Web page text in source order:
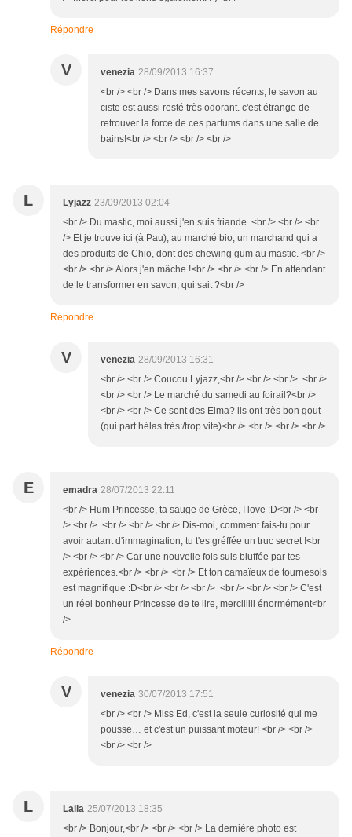
Répondre
V venezia 28/09/2013 16:37
<br /> <br /> Dans mes savons récents, le savon au
ciste est aussi resté très odorant. c'est étrange de
retrouver la force de ces parfums dans une salle de
bains!<br /> <br /> <br /> <br />
L Lyjazz 23/09/2013 02:04
<br /> Du mastic, moi aussi j'en suis friande. <br /> <br /> <br
/> Et je trouve ici (à Pau), au marché bio, un marchand qui a
des produits de Chio, dont des chewing gum au mastic. <br />
<br /> <br /> Alors j'en mâche !<br /> <br /> <br /> En attendant
de le transformer en savon, qui sait ?<br />
Répondre
V venezia 28/09/2013 16:31
<br /> <br /> Coucou Lyjazz,<br /> <br /> <br /> <br />
<br /> <br /> Le marché du samedi au foirail?<br />
<br /> <br /> Ce sont des Elma? ils ont très bon gout
(qui part hélas très:/trop vite)<br /> <br /> <br /> <br />
E emadra 28/07/2013 22:11
<br /> Hum Princesse, ta sauge de Grèce, I love :D<br /> <br
/> <br /> <br /> <br /> <br /> Dis-moi, comment fais-tu pour
avoir autant d'immagination, tu t'es gréffée un truc secret !<br
/> <br /> <br /> Car une nouvelle fois suis bluffée par tes
expériences.<br /> <br /> <br /> Et ton camaïeux de tournesols
est magnifique :D<br /> <br /> <br /> <br /> <br /> <br /> C'est
un réel bonheur Princesse de te lire, merciiiiii énormément<br
/>
Répondre
V venezia 30/07/2013 17:51
<br /> <br /> Miss Ed, c'est la seule curiosité qui me
pousse… et c'est un puissant moteur! <br /> <br />
<br /> <br />
L Lalla 25/07/2013 18:35
<br /> Bonjour,<br /> <br /> <br /> La dernière photo est